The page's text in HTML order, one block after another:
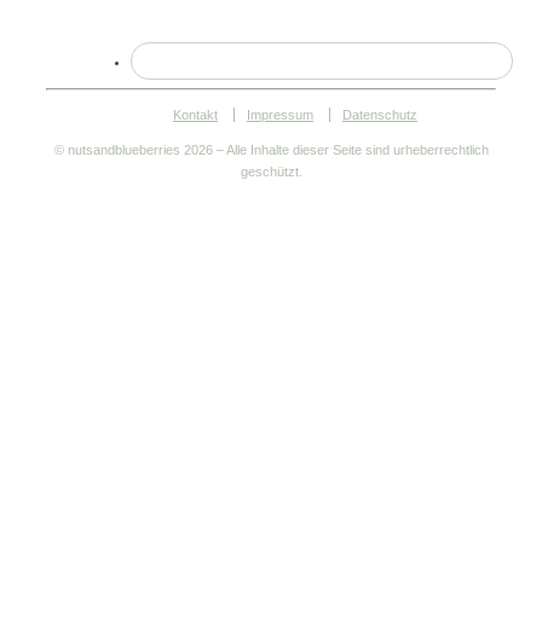
Kontakt Impressum Datenschutz
© nutsandblueberries 2026 – Alle Inhalte dieser Seite sind urheberrechtlich
geschützt.